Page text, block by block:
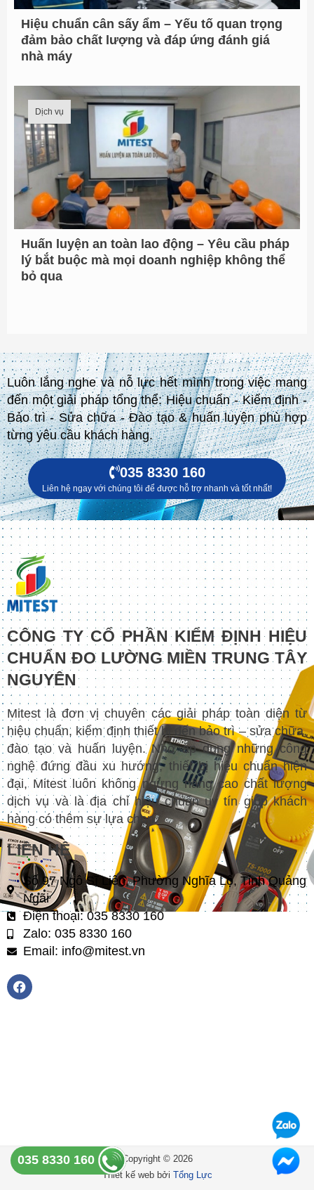
Hiệu chuẩn cân sấy ẩm – Yếu tố quan trọng
đảm bảo chất lượng và đáp ứng đánh giá
nhà máy
Dịch vụ
Huấn luyện an toàn lao động – Yêu cầu pháp
lý bắt buộc mà mọi doanh nghiệp không thể
bỏ qua
Luôn lắng nghe và nỗ lực hết mình trong việc mang
đến một giải pháp tổng thể: Hiệu chuẩn - Kiểm định -
Bảo trì - Sửa chữa - Đào tạo & huấn luyện phù hợp
từng yêu cầu khách hàng.
035 8330 160
Liên hệ ngay với chúng tôi để được hỗ trợ nhanh và tốt nhất!
CÔNG TY CỔ PHẦN KIỂM ĐỊNH HIỆU
CHUẨN ĐO LƯỜNG MIỀN TRUNG TÂY
NGUYÊN
Mitest là đơn vị chuyên các giải pháp toàn diện từ
hiệu chuẩn, kiểm định thiết bị đến bảo trì – sửa chữa,
đào tạo và huấn luyện. Nhờ áp dụng những công
nghệ đứng đầu xu hướng, thiết bị hiệu chuẩn hiện
đại, Mitest luôn không ngừng nâng cao chất lượng
dịch vụ và là địa chỉ hiệu chuẩn uy tín giúp khách
hàng có thêm sự lựa chọn.
LIÊN HỆ
Số 97 Ngô Sĩ Liên, Phường Nghĩa Lộ, Tỉnh Quảng
Ngãi
Điện thoại: 035 8330 160
Zalo: 035 8330 160
Email: info@mitest.vn
F
a
Copyright © 2026
Thiết kế web bởi Tổng Lực
035 8330 160